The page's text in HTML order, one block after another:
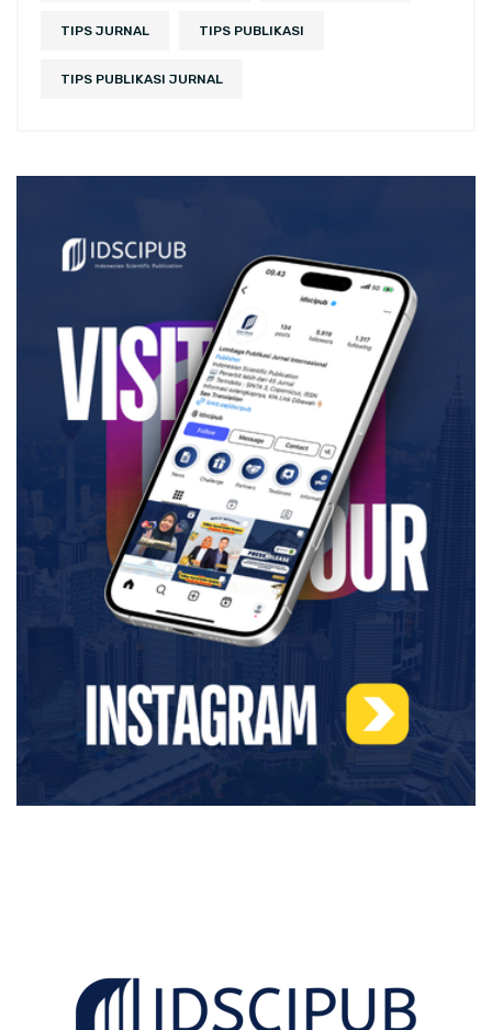
TIPS JURNAL TIPS PUBLIKASI
TIPS PUBLIKASI JURNAL